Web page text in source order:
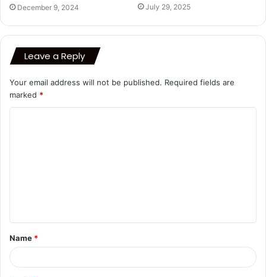
December 9, 2024 July 29, 2025
Leave a Reply
Your email address will not be published. Required fields are
marked *
t
*
Name *